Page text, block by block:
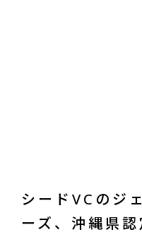
シードVCのジ
ーズ、沖縄県